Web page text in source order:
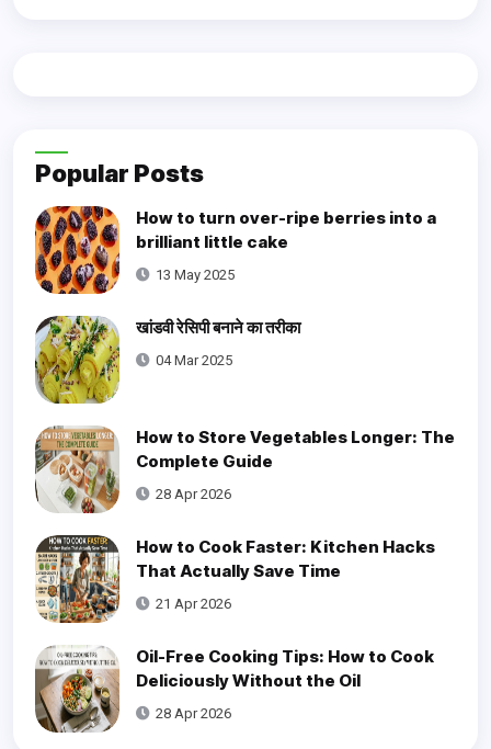
Popular Posts
How to turn over-ripe berries into a
brilliant little cake
13 May 2025
खांडवी रेसिपी बनाने का तरीका
04 Mar 2025
How to Store Vegetables Longer: The
Complete Guide
28 Apr 2026
How to Cook Faster: Kitchen Hacks
That Actually Save Time
21 Apr 2026
Oil-Free Cooking Tips: How to Cook
Deliciously Without the Oil
28 Apr 2026